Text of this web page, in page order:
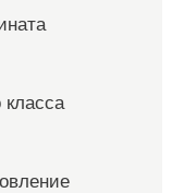
класса